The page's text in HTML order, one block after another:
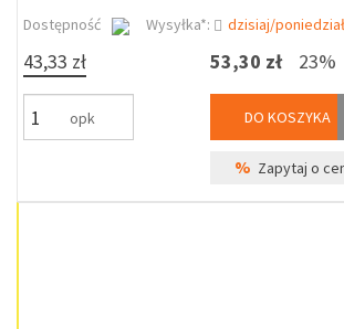
Dostępność
Wysyłka*: dzisiaj/
43,33 zł
opk
53,30 zł 23%
DO KOSZYKA
% Zapytaj o